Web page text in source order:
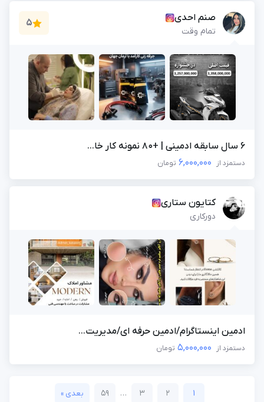
صنم احدی
تمام وقت
5
6 سال سابقه ادمینی | +۸۰ نمونه کار خا...
دستمزد از 6,000,000 تومان
کتایون ستاری
دورکاری
ادمین اینستاگرام/ادمین حرفه ای/مدیریت...
دستمزد از 5,000,000 تومان
1
2
3
…
59 بعدی »